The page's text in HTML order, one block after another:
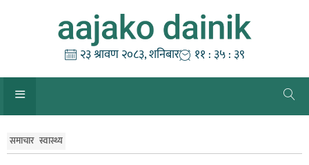
२३ श्रावण २०८३, शनिबार ११ : ३५ : ४०
समाचार स्वास्थ्य